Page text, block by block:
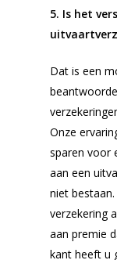
5. Is het
Dat is een
Onze
sparen voor
aan een
niet
verzekering
aan premie
kant heeft u